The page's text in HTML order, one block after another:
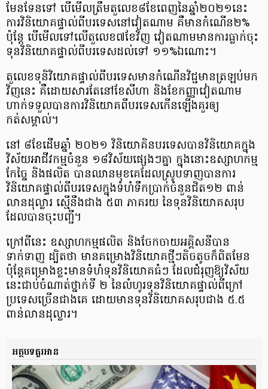
មែនទែន​ទៅ បើ​មើល​ត្រឹម​តួលេខ​៨​ខែ​ពេញ​នៃ​ឆ្នាំ​២០២១​នេះ
ការ​វិនិយោគ​ផ្ទាល់​ពី​បរទេស​នៅ​វៀតណាម គឺ​មាន​កំណើន​២%
ប៉ុន្ដែ បើ​មើលទៅ​លើ​តួលេខ​៧​ខែ​វិញ វៀតណាម​មានការ​ធ្លាក់​ចុះ​
ទុន​វិនិយោគ​ផ្ទាល់​ពី​បរទេស​ដល់​ទៅ ១១%​ឯណោះ​។
តួលេខ​ទុ​និ​វិយោគ​ផ្ទាល់​ពី​បរទេស​មាន​កំណើន​វិជ្ជមាន​ត្រឡប់​មក​
វិញ​នេះ គឺ​ដោយសារ​តែ​នៅ​ខែសីហា និង​ខែកញ្ញា​វៀតណាម​
ហាក់​ទទួល​បានការ​វិនិយោគ​ពី​បរទេស​កើនឡើង​គួរ​ឲ្យ​
កត់សម្គាល់​។
នៅ ៨​ខែ​ដើមឆ្នាំ ២០២១ វិនិយោគិន​បរទេស​បាន​វិនិយោគ​ក្នុង​
វិស័យ​អាជីវកម្ម​ចំនួន ១៨​វិស័យ​ផ្សេង​ៗ​គ្នា ក្នុង​នោះ​ឧស្សាហកម្ម​
កែ​ច្នៃ និង​ផលិត បាន​ឈានមុខ​គេ​ដែល​ស្រូប​ទាញ​បានការ​
វិនិយោគ​ផ្ទាល់​ពី​បរទេស​ក្នុង​ទំហំ​ទឹកប្រាក់​ចំនួន​ជិត​១២ ពាន់​
លាន​ដុល្លារ ស្មើនឹង​ជាង ៥៣ ភាគរយ នៃ​ទុន​វិនិយោគ​សរុប​
ដែល​បាន​ចុះបញ្ជី​។
ក្រៅពី​នេះ ឧស្សាហកម្ម​ផលិត និង​ចែកចាយ​អគ្គិសនី​បាន​
ទាក់ទាញ ដ្បិតថា មាន​គម្រោង​វិនិយោគ​ថ្មី​ៗ​តិច​តូច​ក៏​ពិតមែន
ប៉ុន្តែ​គម្រោង​ខ្លះ​មាន​ទំហំ​ទុន​វិនិយោគ​ធំ​ៗ ដែល​ជំរុញ​ឱ្យ​វិស័យ​
នេះ​ជាប់​ចំណាត់ថ្នាក់​ទី ២ នៃ​លំហូរ​ទុន​វិនិយោគ​ផ្ទាល់​ពី​ក្រៅ
ប្រទេស​ច្រើន​ជាងគេ ដោយ​មាន​ទុន​វិនិយោគ​សរុប​ជាង ៥.៥
ពាន់​លាន​ដុល្លារ​។
អត្ថបទគួរអាន